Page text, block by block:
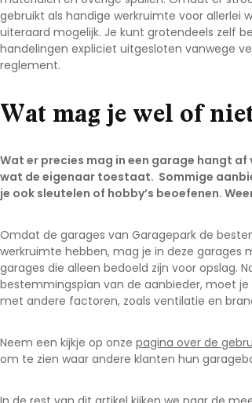
Noord-Brabant
Noord-Holland
Overijssel
Zeeland
gebruikt als handige werkruimte voor allerlei
uiteraard mogelijk. Je kunt grotendeels zelf
handelingen expliciet uitgesloten vanwege
reglement.
Wat mag je wel of
Wat er precies mag in een garage hangt
wat de eigenaar toestaat. Sommige
je ook sleutelen of hobby’s beoefenen.
Omdat de garages van Garagepark de
werkruimte hebben, mag je in deze garages
garages die alleen bedoeld zijn voor opslag.
bestemmingsplan van de aanbieder, moet je
met andere factoren, zoals ventilatie en
Neem een kijkje op onze pagina over de
om te zien waar andere klanten hun